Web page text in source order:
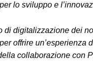
lo sviluppo e
di digitalizzazione dei
offrire un’esperienza
collaborazione con